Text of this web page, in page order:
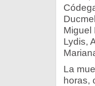
Miguel
Lydis,
La
horas,